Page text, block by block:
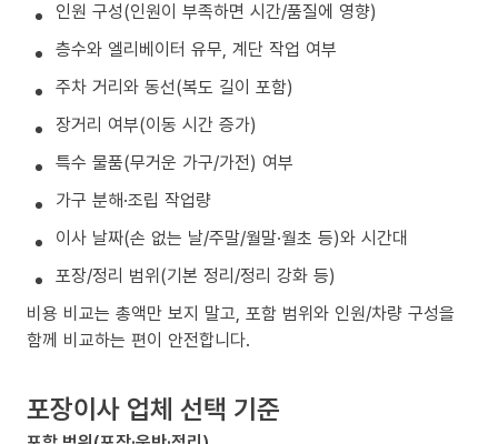
인원 구성(인원이 부족하면 시간/품질에 영향)
층수와 엘리베이터 유무, 계단 작업 여부
주차 거리와 동선(복도 길이 포함)
장거리 여부(이동 시간 증가)
특수 물품(무거운 가구/가전) 여부
가구 분해·조립 작업량
이사 날짜(손 없는 날/주말/월말·월초 등)와 시간대
포장/정리 범위(기본 정리/정리 강화 등)
비용 비교는 총액만 보지 말고, 포함 범위와 인원/차량 구성을
함께 비교하는 편이 안전합니다.
포장이사 업체 선택 기준